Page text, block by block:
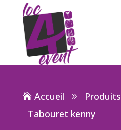
Accueil
Produits
Tabouret kenny